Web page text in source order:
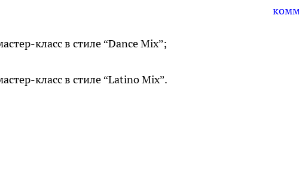
класс в стиле “Dance Mix”;
класс в стиле “Latino Mix”.